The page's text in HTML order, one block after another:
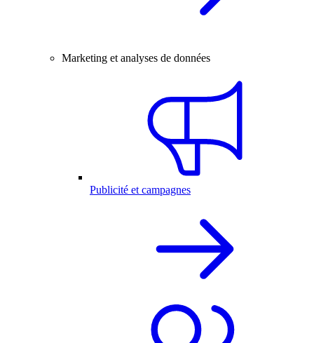
Marketing et analyses de données
Publicité et campagnes